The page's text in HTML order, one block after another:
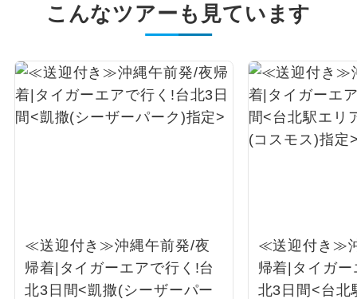
こんなツアーも見ています
≪送迎付き≫沖縄午前発/夜
帰着|タイガーエアで行く!台
北3日間<凱撒(シーザーパー
≪送迎付き≫
帰着|タイガ
北3日間<台北